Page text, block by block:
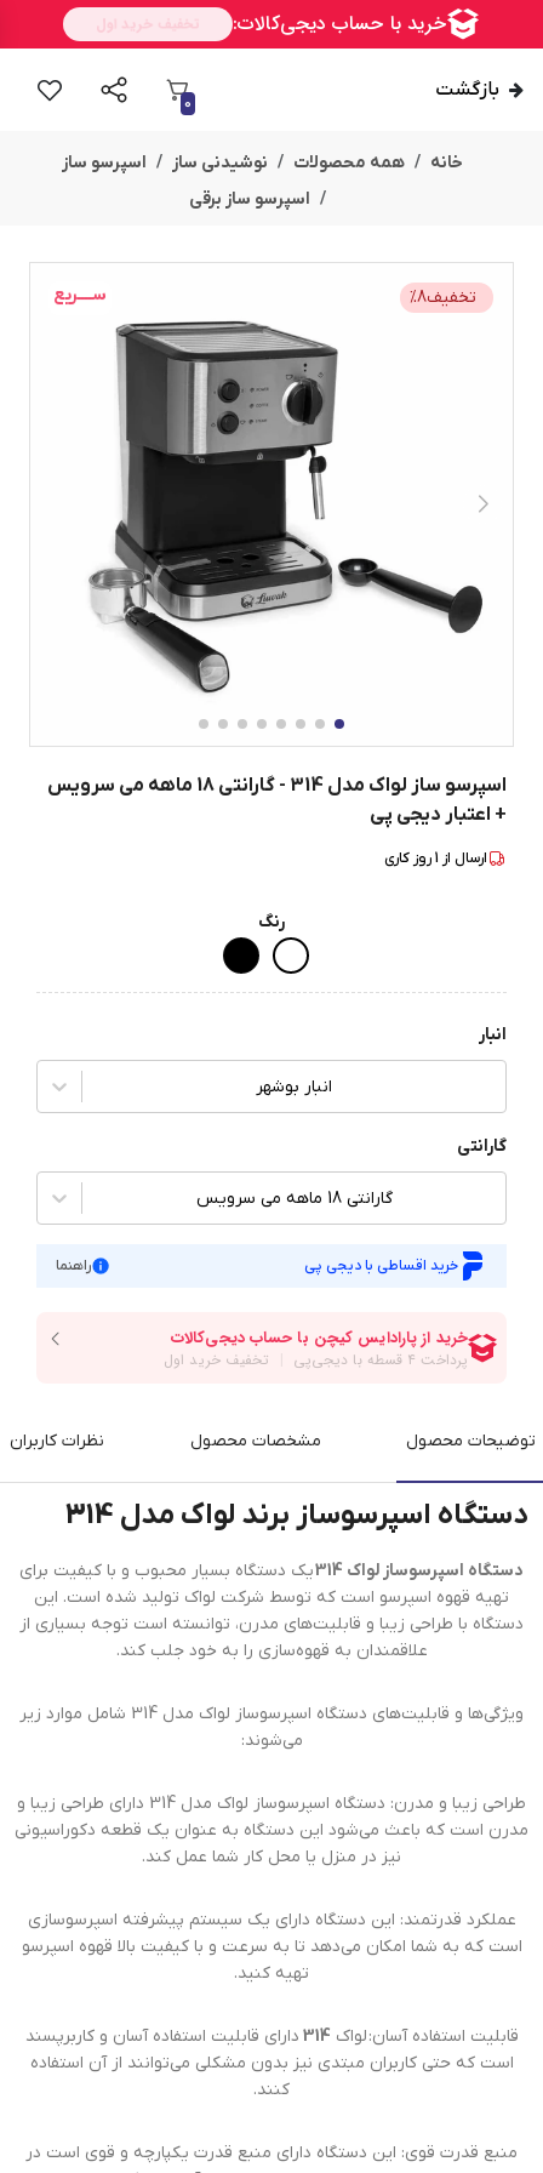
بازگشت
0
خانه همه محصولات نوشیدنی ساز
اسپرسو ساز
اسپرسو ساز برقی
تخفیف %8
اسپرسو ساز لواک مدل 314 - گارانتی 18 ماهه می سرویس
+ اعتبار دیجی پی
ارسال از 1روز کاری
رنگ
انبار
انبار بوشهر
گارانتی
گارانتی 18 ماهه می سرویس
خرید اقساطی با دیجی پی راهنما
توضیحات محصول مشخصات محصول نظرات کاربران
دستگاه اسپرسوساز برند لواک مدل 314
دستگاه اسپرسوساز لواک 314
یک دستگاه بسیار محبوب و با کیفیت برای
تهیه قهوه اسپرسو است که توسط شرکت لواک تولید شده است. این
دستگاه با طراحی زیبا و قابلیت‌های مدرن، توانسته است توجه بسیاری از
علاقمندان به قهوه‌سازی را به خود جلب کند.
ویژگی‌ها و قابلیت‌های دستگاه اسپرسوساز لواک مدل 314 شامل موارد زیر
می‌شوند:
طراحی زیبا و مدرن: دستگاه اسپرسوساز لواک مدل 314 دارای طراحی زیبا و
مدرن است که باعث می‌شود این دستگاه به عنوان یک قطعه دکوراسیونی
نیز در منزل یا محل کار شما عمل کند.
عملکرد قدرتمند: این دستگاه دارای یک سیستم پیشرفته اسپرسوسازی
است که به شما امکان می‌دهد تا به سرعت و با کیفیت بالا قهوه اسپرسو
تهیه کنید.
قابلیت استفاده آسان: لواک 314 دارای قابلیت استفاده آسان و کاربرپسند
است که حتی کاربران مبتدی نیز بدون مشکلی می‌توانند از آن استفاده
کنند.
منبع قدرت قوی: این دستگاه دارای منبع قدرت یکپارچه و قوی است در